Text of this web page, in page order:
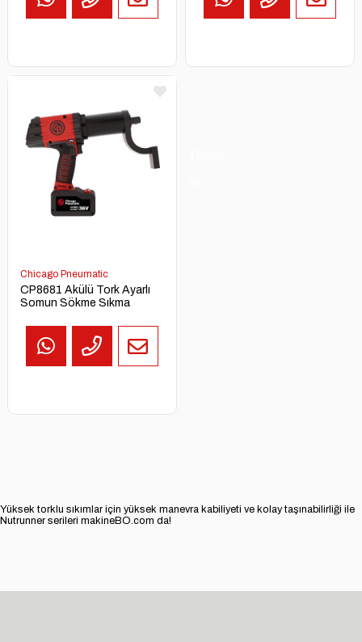
Chicago Pneumatic
CP8681 Akülü Tork Ayarlı
Somun Sökme Sıkma
Yüksek torklu sıkımlar için yüksek manevra kabiliyeti ve kolay taşınabilirliği ile
Nutrunner serileri makineBO.com da!